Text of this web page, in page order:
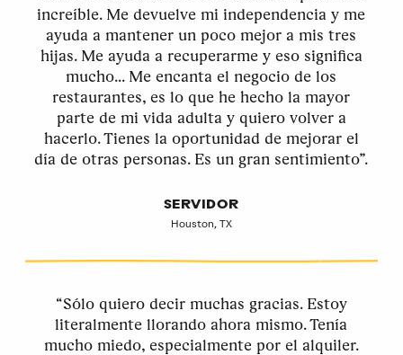
increíble. Me devuelve mi independencia y me
ayuda a mantener un poco mejor a mis tres
hijas. Me ayuda a recuperarme y eso significa
mucho... Me encanta el negocio de los
restaurantes, es lo que he hecho la mayor
parte de mi vida adulta y quiero volver a
hacerlo. Tienes la oportunidad de mejorar el
día de otras personas. Es un gran sentimiento”.
SERVIDOR
Houston, TX
“Sólo quiero decir muchas gracias. Estoy
literalmente llorando ahora mismo. Tenía
mucho miedo, especialmente por el alquiler.